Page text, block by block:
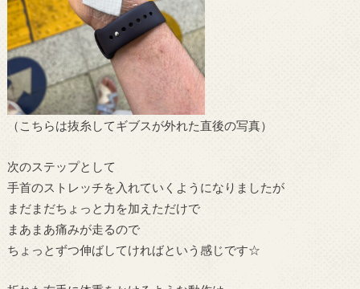
（こちらは抜糸してギブスが外れた直後の写真）
次のステップとして
手首のストレッチを入れていくようになりましたが
まだまだちょっと力を加えただけで
まあまあ痛みが走るので
ちょっとずつ伸ばしてければという感じです☆